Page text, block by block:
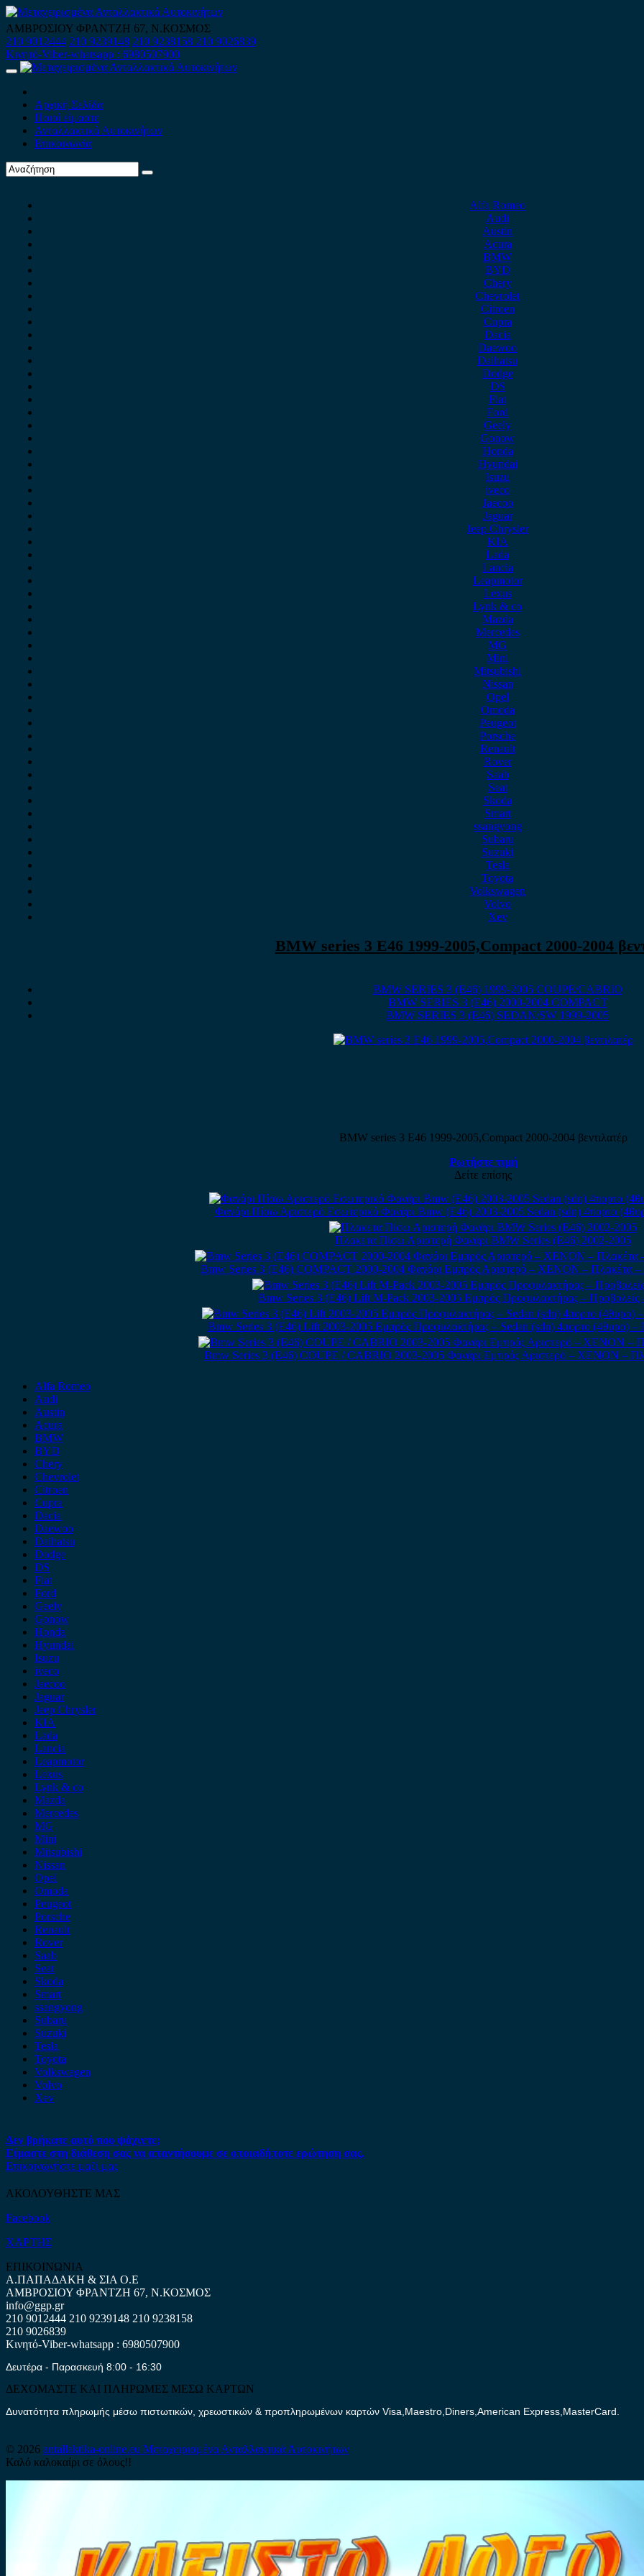
Skip
to
content
ΑΜΒΡΟΣΙΟΥ ΦΡΑΝΤΖΗ 67, Ν.ΚΟΣΜΟΣ
210 9012444 210 9239148 210 9238158 210 9026839
Κινητό-Viber-whatsapp : 6980507900
Primary
Αρχική Σελίδα
Ποιοί είμαστε
Ανταλλακτικά Αυτοκινήτων
Επικοινωνία
Alfa Romeo
Audi
Austin
Acura
BMW
BYD
Chery
Chevrolet
Citroen
Cupra
Dacia
Daewoo
Daihatsu
Dodge
DS
Fiat
Ford
Geely
Gonow
Honda
Hyundai
Isuzu
iveco
Jaecoo
Jaguar
Jeep Chrysler
KIA
Lada
Lancia
Leapmotor
Lexus
Lynk & co
Mazda
Mercedes
MG
Mini
Mitsubishi
Nissan
Opel
Omoda
Peugeot
Porsche
Renault
Rover
Saab
Seat
Skoda
Smart
ssangyong
Subaru
Suzuki
Tesla
Toyota
Volkswagen
Volvo
Xev
BMW series 3 E46 1999-2005,Compact 2000-2004
BMW SERIES 3 (E46) 1999-2005 COUPE/CABRIO
BMW SERIES 3 (E46) 2000-2004 COMPACT
BMW SERIES 3 (E46) SEDAN/SW 1999-2005
BMW series 3 E46 1999-2005,Compact 2000-2004 βεντιλατέρ
Ρωτήστε τιμή
Δείτε επίσης
Φανάρι Πίσω Αριστερό Εσωτερικό Φανάρι Bmw (E46) 2003-2005 Sedan (sdn) 4πορτο
Πλακετα Πίσω Αριστερή Φανάρι BMW Series (E46) 2002-2005
Bmw Series 3 (E46) COMPACT 2000-2004 Φανάρι Εμπρός Αριστερό – XENON – Πλακέτα
Bmw Series 3 (E46) Lift M-Pack 2003-2005 Εμπρός Προφυλακτήρας –
Bmw Series 3 (E46) Lift 2003-2005 Εμπρός Προφυλακτήρας – Sedan (sdn) 4πορτο (4θυρο)
Bmw Series 3 (E46) COUPE / CABRIO 2003-2005 Φανάρι Εμπρός Αριστερό – XENON –
Alfa Romeo
Audi
Austin
Acura
BMW
BYD
Chery
Chevrolet
Citroen
Cupra
Dacia
Daewoo
Daihatsu
Dodge
DS
Fiat
Ford
Geely
Gonow
Honda
Hyundai
Isuzu
iveco
Jaecoo
Jaguar
Jeep Chrysler
KIA
Lada
Lancia
Leapmotor
Lexus
Lynk & co
Mazda
Mercedes
MG
Mini
Mitsubishi
Nissan
Opel
Omoda
Peugeot
Porsche
Renault
Rover
Saab
Seat
Skoda
Smart
ssangyong
Subaru
Suzuki
Tesla
Toyota
Volkswagen
Volvo
Xev
Δεν βρήκατε αυτό που ψάχνετε;
Είμαστε στη διάθεση σας να απαντήσουμε σε οποιαδήποτε ερώτηση σας.
Επικοινωνήστε μαζί μας
ΑΚΟΛΟΥΘΗΣΤΕ ΜΑΣ
Facebook
ΧΑΡΤΗΣ
ΕΠΙΚΟΙΝΩΝΙΑ
Α.ΠΑΠΑΔΑΚΗ & ΣΙΑ Ο.Ε
ΑΜΒΡΟΣΙΟΥ ΦΡΑΝΤΖΗ 67, Ν.ΚΟΣΜΟΣ
info@ggp.gr
210 9012444 210 9239148 210 9238158
210 9026839
Κινητό-Viber-whatsapp : 6980507900
Δευτέρα - Παρασκευή 8:00 - 16:30
ΔΕΧΟΜΑΣΤΕ ΚΑΙ ΠΛΗΡΩΜΕΣ ΜΕΣΩ ΚΑΡΤΩΝ
Δυνατότητα πληρωμής μέσω πιστωτικών, χρεωστικών & προπληρωμένων καρτών Visa,Maestro,Diners,American Express,MasterCard.
© 2026 antallaktika-online.eu Μεταχειρισμένα Ανταλλακτικά Αυτοκινήτων
Καλό καλοκαίρι σε όλους!!